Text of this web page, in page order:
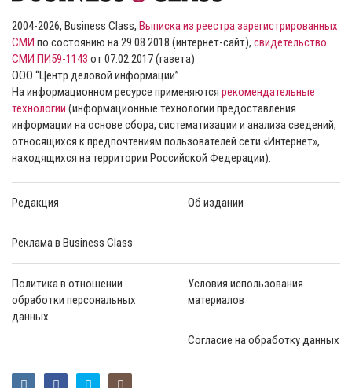
2004-2026, Business Class, Выписка из реестра зарегистрированных
СМИ по состоянию на 29.08.2018 (интернет-сайт), свидетельство
СМИ ПИ59-1143 от 07.02.2017 (газета)
ООО “Центр деловой информации”
На информационном ресурсе применяются рекомендательные
технологии (информационные технологии предоставления
информации на основе сбора, систематизации и анализа сведений,
относящихся к предпочтениям пользователей сети «Интернет»,
находящихся на территории Российской Федерации).
Редакция Об издании
Реклама в Business Class
Политика в отношении
обработки персональных
данных
Условия использования
материалов
Согласие на обработку данных